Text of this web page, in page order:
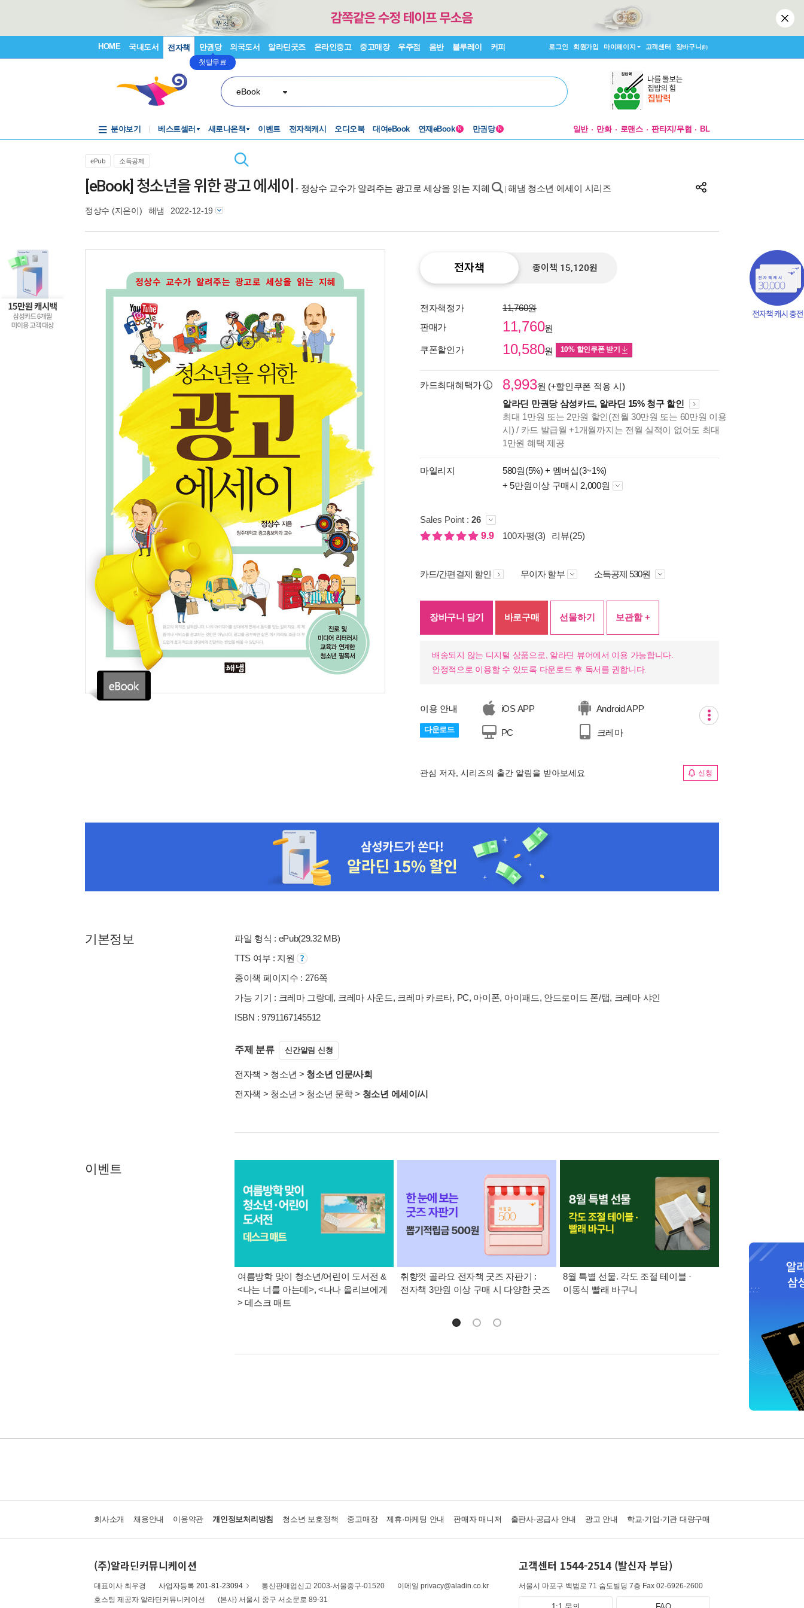
HOME 국내도서 전자책 만권당
첫달무료
외국도서 알라딘굿즈 온라인중고 중고매장 우주점 음반 블루레이 커피 로그인 회원가입 마이페이지 고객센터 장바구니(0)
eBook
분야보기 베스트셀러 새로나온책 이벤트 전자책캐시 오디오북 대여eBook 연재eBook N 만권당 N 일반 만화 로맨스 판타지/무협 BL
ePub 소득공제
[eBook] 청소년을 위한 광고 에세이 - 정상수 교수가 알려주는 광고로 세상을 읽는 지혜 해냄 청소년 에세이 시리즈
정상수 (지은이) 해냄 2022-12-19
종이책의
미리보기
입니다.
전자책 종이책 15,120원
전자책정가
11,760원
판매가
11,760원
쿠폰할인가 10,580원 10% 할인쿠폰 받기
카드최대혜택가 8,993원 (+할인쿠폰 적용 시)
알라딘 만권당 삼성카드, 알라딘 15% 청구 할인
최대 1만원 또는 2만원 할인(전월 30만원 또는 60만원 이용
시) / 카드 발급월 +1개월까지는 전월 실적이 없어도 최대
1만원 혜택 제공
마일리지 580원(5%) + 멤버십(3~1%)
+ 5만원이상 구매시 2,000원
Sales Point : 26
9.9
100자평(3) 리뷰(25)
카드/간편결제 할인 무이자 할부 소득공제 530원
장바구니 담기 바로구매 선물하기 보관함 +
배송되지 않는 디지털 상품으로, 알라딘 뷰어에서 이용 가능합니다.
안정적으로 이용할 수 있도록 다운로드 후 독서를 권합니다.
이용 안내
다운로드
iOS APP Android APP
PC 크레마
관심 저자, 시리즈의 출간 알림을 받아보세요 신청
기본정보
파일 형식 : ePub(29.32 MB)
TTS 여부 : 지원
종이책 페이지수 : 276쪽
가능 기기 : 크레마 그랑데, 크레마 사운드, 크레마 카르타, PC, 아이폰, 아이패드, 안드로이드 폰/탭, 크레마 샤인
ISBN : 9791167145512
주제 분류 신간알림 신청
전자책 > 청소년 > 청소년 인문/사회
전자책 > 청소년 > 청소년 문학> 청소년 에세이/시
이벤트
여름방학 맞이 청소년/어린이 도서전 &
<나는 너를 아는데>, <나나 올리브에게
> 데스크 매트
취향껏 골라요 전자책 굿즈 자판기 :
전자책 3만원 이상 구매 시 다양한 굿즈
8월 특별 선물. 각도 조절 테이블 ·
이동식 빨래 바구니
회사소개 채용안내 이용약관 개인정보처리방침 청소년 보호정책 중고매장 제휴·마케팅 안내 판매자 매니저 출판사·공급사 안내 광고 안내 학교·기업·기관 대량구매
(주)알라딘커뮤니케이션
대표이사 최우경 사업자등록 201-81-23094 통신판매업신고 2003-서울중구-01520
이메일 privacy@aladin.co.kr
호스팅 제공자 알라딘커뮤니케이션
(본사) 서울시 중구 서소문로 89-31
고객센터 1544-2514 (발신자 부담)
서울시 마포구 백범로 71 숨도빌딩 7층 Fax 02-6926-2600